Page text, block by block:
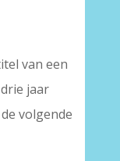
van een
jaar
volgende